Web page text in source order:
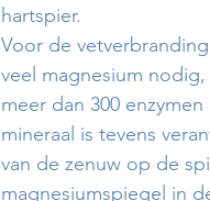
hartspier.
Voor de
veel magnesium
meer dan 300
mineraal is tevens
van de zenuw op de
magnesiumspiegel in